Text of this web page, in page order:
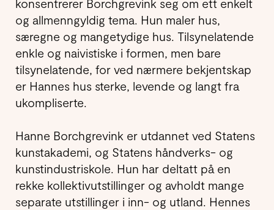
konsentrerer Borchgrevink seg om ett enkelt
og allmenngyldig tema. Hun maler hus,
særegne og mangetydige hus. Tilsynelatende
enkle og naivistiske i formen, men bare
tilsynelatende, for ved nærmere bekjentskap
er Hannes hus sterke, levende og langt fra
ukompliserte.
Hanne Borchgrevink er utdannet ved Statens
kunstakademi, og Statens håndverks- og
kunstindustriskole. Hun har deltatt på en
rekke kollektivutstillinger og avholdt mange
separate utstillinger i inn- og utland. Hennes